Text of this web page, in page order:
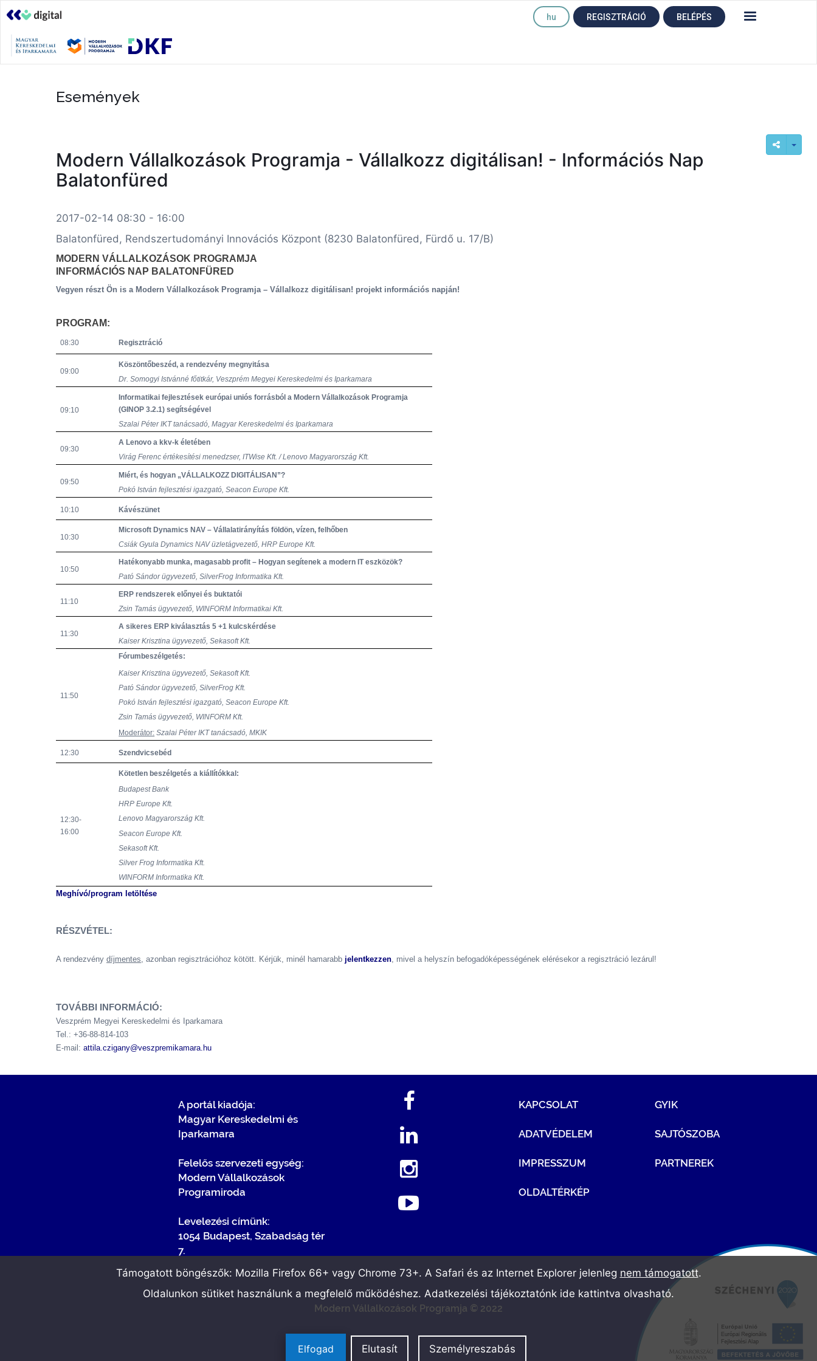
hu REGISZTRÁCIÓ BELÉPÉS
Események
Modern Vállalkozások Programja - Vállalkozz digitálisan! - Információs Nap
Balatonfüred
2017-02-14 08:30 - 16:00
Balatonfüred, Rendszertudományi Innovációs Központ (8230 Balatonfüred, Fürdő u. 17/B)
MODERN VÁLLALKOZÁSOK PROGRAMJA
INFORMÁCIÓS NAP BALATONFÜRED
Vegyen részt Ön is a Modern Vállalkozások Programja – Vállalkozz digitálisan! projekt információs napján!
PROGRAM:
08:30 Regisztráció
09:00
Köszöntőbeszéd, a rendezvény megnyitása
Dr. Somogyi Istvánné főtitkár, Veszprém Megyei Kereskedelmi és Iparkamara
09:10
Informatikai fejlesztések európai uniós forrásból a Modern Vállalkozások Programja
(GINOP 3.2.1) segítségével
Szalai Péter IKT tanácsadó, Magyar Kereskedelmi és Iparkamara
09:30
A Lenovo a kkv-k életében
Virág Ferenc értékesítési menedzser, ITWise Kft. / Lenovo Magyarország Kft.
09:50
Miért, és hogyan „VÁLLALKOZZ DIGITÁLISAN”?
Pokó István fejlesztési igazgató, Seacon Europe Kft.
10:10 Kávészünet
10:30
Microsoft Dynamics NAV – Vállalatirányítás földön, vízen, felhőben
Csiák Gyula Dynamics NAV üzletágvezető, HRP Europe Kft.
10:50
Hatékonyabb munka, magasabb profit – Hogyan segítenek a modern IT eszközök?
Pató Sándor ügyvezető, SilverFrog Informatika Kft.
11:10
ERP rendszerek előnyei és buktatói
Zsin Tamás ügyvezető, WINFORM Informatikai Kft.
11:30
A sikeres ERP kiválasztás 5 +1 kulcskérdése
Kaiser Krisztina ügyvezető, Sekasoft Kft.
11:50
Fórumbeszélgetés:
Kaiser Krisztina ügyvezető, Sekasoft Kft.
Pató Sándor ügyvezető, SilverFrog Kft.
Pokó István fejlesztési igazgató, Seacon Europe Kft.
Zsin Tamás ügyvezető, WINFORM Kft.
Moderátor: Szalai Péter IKT tanácsadó, MKIK
12:30 Szendvicsebéd
12:30-
16:00
Kötetlen beszélgetés a kiállítókkal:
Budapest Bank
HRP Europe Kft.
Lenovo Magyarország Kft.
Seacon Europe Kft.
Sekasoft Kft.
Silver Frog Informatika Kft.
WINFORM Informatika Kft.
Meghívó/program letöltése
RÉSZVÉTEL:
A rendezvény díjmentes, azonban regisztrációhoz kötött. Kérjük, minél hamarabb jelentkezzen, mivel a helyszín befogadóképességének elérésekor a regisztráció lezárul!
TOVÁBBI INFORMÁCIÓ:
Veszprém Megyei Kereskedelmi és Iparkamara
Tel.: +36-88-814-103
E-mail: attila.czigany@veszpremikamara.hu
A portál kiadója:
Magyar Kereskedelmi és
Iparkamara
Felelős szervezeti egység:
Modern Vállalkozások
Programiroda
Levelezési címünk:
1054 Budapest, Szabadság tér
7.
KAPCSOLAT
ADATVÉDELEM
IMPRESSZUM
OLDALTÉRKÉP
GYIK
SAJTÓSZOBA
PARTNEREK
Modern Vállalkozások Programja © 2022
Támogatott böngészők: Mozilla Firefox 66+ vagy Chrome 73+. A Safari és az Internet Explorer jelenleg nem támogatott.
Oldalunkon sütiket használunk a megfelelő működéshez. Adatkezelési tájékoztatónk ide kattintva olvasható.
Elfogad Elutasít Személyreszabás